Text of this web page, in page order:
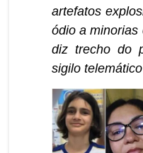
artefatos
ódio a minorias
diz trecho do
sigilo